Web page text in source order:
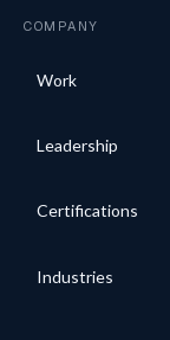
COMPANY
Work
Leadership
Certifications
Industries